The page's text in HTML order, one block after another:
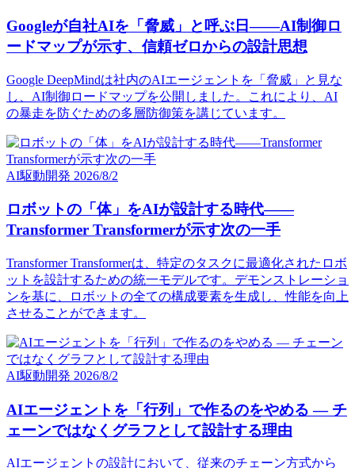
Googleが自社AIを「脅威」と呼ぶ日——AI制御ロ
ードマップが示す、信頼ゼロからの設計思想
Google DeepMindは社内のAIエージェントを「脅威」と見な
し、AI制御ロードマップを公開しました。これにより、AI
の暴走を防ぐための多層防御策を講じています。
AI駆動開発 2026/8/2
ロボットの「体」をAIが設計する時代——
Transformer Transformerが示す次の一手
Transformer Transformerは、特定のタスクに最適化されたロボ
ットを設計するための統一モデルです。デモンストレーショ
ンを基に、ロボットの全ての構成要素を生成し、性能を向上
させることができます。
AI駆動開発 2026/8/2
AIエージェントを「行列」で作るのをやめる — チ
ェーンではなくグラフとして設計する理由
AIエージェントの設計において、従来のチェーン方式から